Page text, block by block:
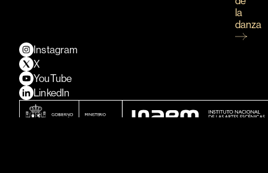
la
danza
Instagram
X
YouTube
LinkedIn